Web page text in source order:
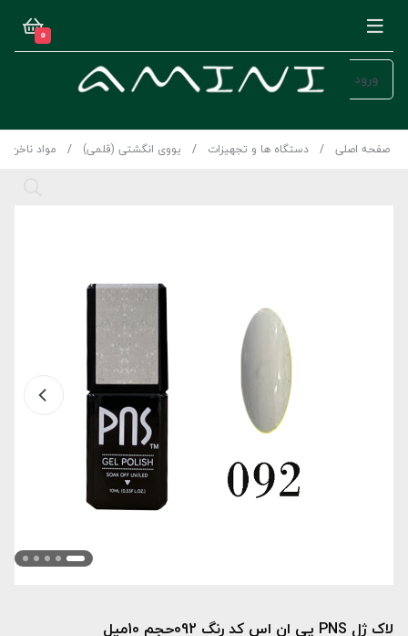
0
ورود
صفحه اصلی دستگاه ها و تجهیزات یووی انگشتی (قلمی) مواد ناخن
لاک ژل PNS پی ان اس کد رنگ 092حجم 10میل